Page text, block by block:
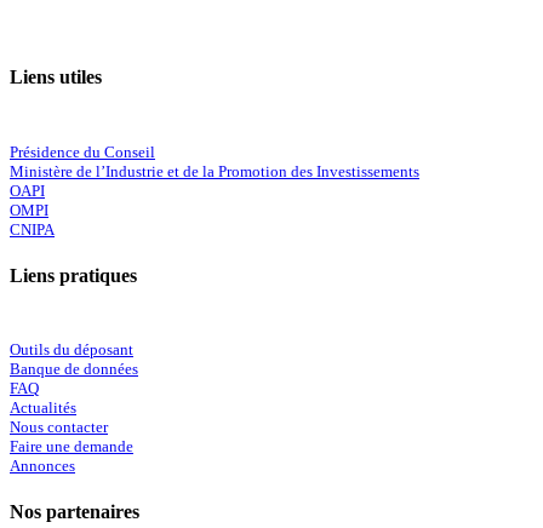
Liens utiles
Présidence du Conseil
Ministère de l’Industrie et de la Promotion des Investissements
OAPI
OMPI
CNIPA
Liens pratiques
Outils du déposant
Banque de données
FAQ
Actualités
Nous contacter
Faire une demande
Annonces
Nos partenaires